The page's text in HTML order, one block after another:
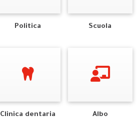
Politica Scuola
Clinica dentaria Albo